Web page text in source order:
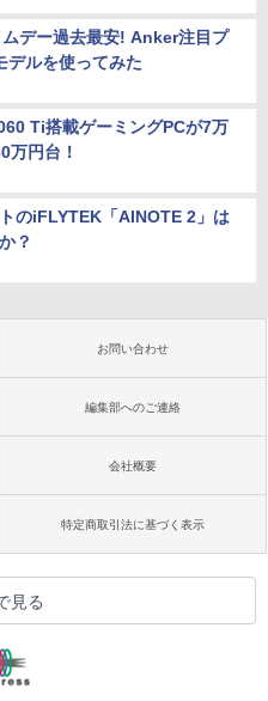
デー過去最安! Anker注目プ
デルを使ってみた
Ti搭載ゲーミングPCが7万
万円台！
のiFLYTEK「AINOTE 2」は
？
お問い合わせ
編集部へのご連絡
会社概要
特定商取引法に基づく表示
見る